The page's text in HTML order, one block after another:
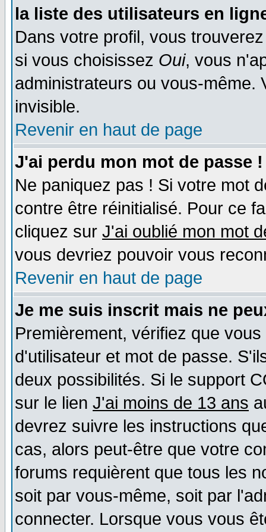
la liste des utilisateurs en
Dans votre profil, vous
si vous choisissez Oui, vous
administrateurs ou vous-même.
invisible.
Revenir en haut de page
J'ai perdu mon mot de passe !
Ne paniquez pas ! Si votre mot
contre être réinitialisé. Pour ce
cliquez sur J'ai oublié mon mot
vous devriez pouvoir vous
Revenir en haut de page
Je me suis inscrit mais ne
Premièrement, vérifiez que
d'utilisateur et mot de passe.
deux possibilités. Si le support
sur le lien J'ai moins de 13 ans
devrez suivre les instructions
cas, alors peut-être que votre
forums requièrent que tous les
soit par vous-même, soit par
connecter. Lorsque vous vous